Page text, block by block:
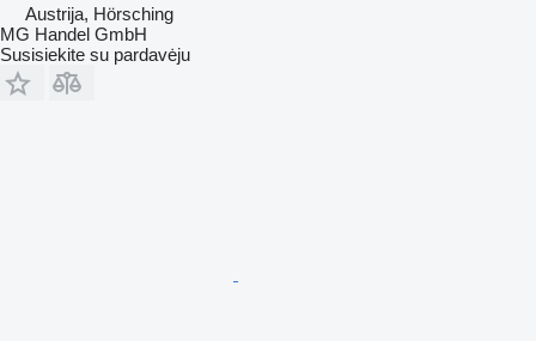
Austrija, Hörsching
MG Handel GmbH
Susisiekite su pardavėju